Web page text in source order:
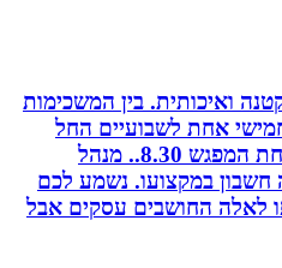
ואיכותית. בין המשכימות
אחת לשבועיים החל
משעה 8.00. שעת פתיחת המפגש 8.30.. מנהל
במקצועו. נשמע לכם
החושבים עסקים אבל